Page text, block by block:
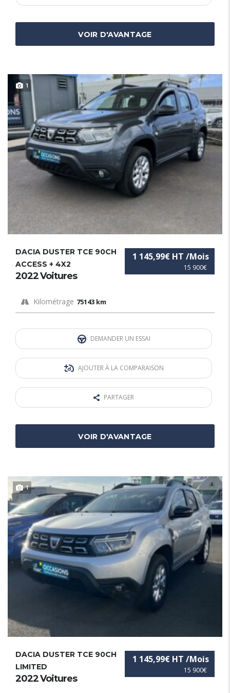
VOIR D'AVANTAGE
1
15 900€
1 145,99€ HT /Mois
DACIA DUSTER TCE 90CH
ACCESS + 4X2
2022 Voitures
Kilométrage 75143 km
DEMANDER UN ESSAI
AJOUTER À LA COMPARAISON
PARTAGER
VOIR D'AVANTAGE
1
15 900€
1 145,99€ HT /Mois
DACIA DUSTER TCE 90CH
LIMITED
2022 Voitures